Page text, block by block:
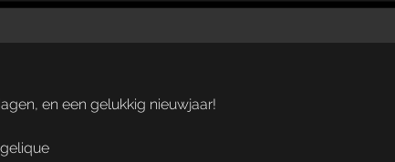
en een gelukkig nieuwjaar!